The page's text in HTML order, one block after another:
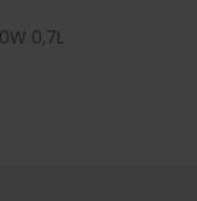
0,7L